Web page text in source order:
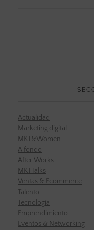
Actualidad
Marketing digital
MKT&Women
A fondo
After Works
MKTTalks
Ventas & Ecommerce
Talento
Tecnología
Emprendimiento
Eventos & Networking